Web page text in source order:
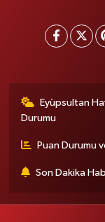
Eyüpsultan
Durumu
Puan Durumu
Son Dakika